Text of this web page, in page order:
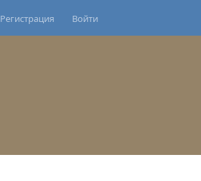
Регистрация Войти